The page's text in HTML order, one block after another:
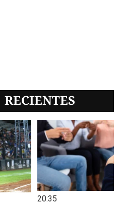
RECIENTES